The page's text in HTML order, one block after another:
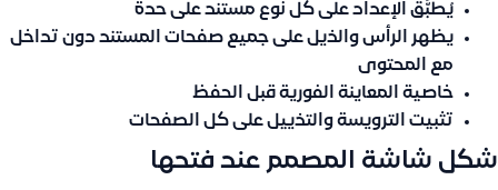
يُطبَّق الإعداد على كل نوع مستند على حدة
يظهر الرأس والذيل على جميع صفحات المستند دون تداخل
مع المحتوى
خاصية المعاينة الفورية قبل الحفظ
تثبيت الترويسة والتذييل على كل الصفحات
شكل شاشة المصمم عند فتحها